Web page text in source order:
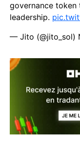
governance
leadership.
— Jito (@jito_sol)